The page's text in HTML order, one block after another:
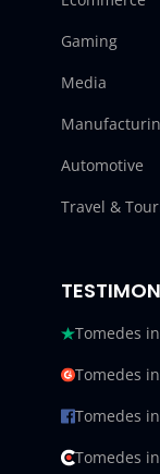
Gaming
Media
Automotive
Travel &
Tomedes
Tomedes
Tomedes
Tomedes